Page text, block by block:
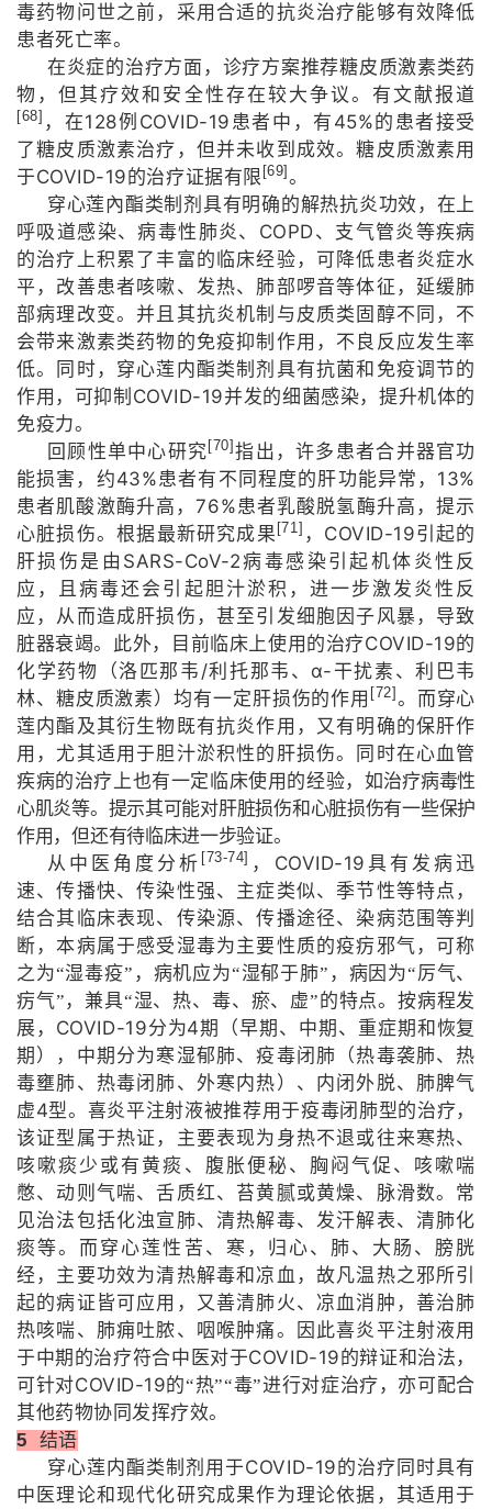
毒药物问世之前，采用合适的抗炎治疗能够有效降低
患者死亡率。
在炎症的治疗方面，诊疗方案推荐糖皮质激素类药
物，但其疗效和安全性存在较大争议。有文献报道
[68] ，在128例 COVID-19 患者中，有 45%的患者接受
了糖皮质激素治疗，但并未收到成效。糖皮质激素用
于COVID-19的治疗证据有限 [69] 。
穿心莲內酯类制剂具有明确的解热抗炎功效，在上
呼吸道感染、病毒性肺炎、 COPD、支气管炎等疾病
的治疗上积累了丰富的临床经验，可降低患者炎症水
平，改善患者咳嗽、发热、肺部啰音等体征，延缓肺
部病理改变。并且其抗炎机制与皮质类固醇不同，不
会带来激素类药物的免疫抑制作用，不良反应发生率
低。同时，穿心莲内酯类制剂具有抗菌和免疫调节的
作用，可抑制 COVID-19并发的细菌感染，提升机体的
免疫力。
回顾性单中心研究 [70] 指出，许多患者合并器官功
能损害，约43% 患者有不同程度的肝功能异常， 13%
患者肌酸激酶升高，76% 患者乳酸脱氢酶升高，提示
心脏损伤。根据最新研究成果 [71] ， COVID-19引起的
肝损伤是由 SARS-CoV-2病毒感染引起机体炎性反
应，且病毒还会引起胆汁淤积，进一步激发炎性反
应，从而造成肝损伤，甚至引发细胞因子风暴，导致
脏器衰竭。此外，目前临床上使用的治疗COVID-19的
化学药物（洛匹那韦 /利托那韦、 α- 干扰素、利巴韦
林、糖皮质激素）均有一定肝损伤的作用 [72] 。而穿心
莲内酯及其衍生物既有抗炎作用，又有明确的保肝作
用，尤其适用于胆汁淤积性的肝损伤。同时在心血管
疾病的治疗上也有一定临床使用的经验，如治疗病毒性
心肌炎等。提示其可能对肝脏损伤和心脏损伤有一些保护
作用，但还有待临床进一步验证。
从中医角度分析 [73-74] ， COVID-19 具有发病迅
速、传播快、传染性强、主症类似、季节性等特点，
结合其临床表现、传染源、传播途径、染病范围等判
断，本病属于感受湿毒为主要性质的疫疠邪气，可称
之为“湿毒疫”，病机应为“湿郁于肺”，病因为“厉气、
疠气”，兼具“湿、热、毒、瘀、虚”的特点。按病程发
展， COVID-19分为4期（早期、中期、重症期和恢复
期），中期分为寒湿郁肺、疫毒闭肺（热毒袭肺、热
毒壅肺、热毒闭肺、外寒内热）、内闭外脱、肺脾气
虚4型。喜炎平注射液被推荐用于疫毒闭肺型的治疗，
该证型属于热证，主要表现为身热不退或往来寒热、
咳嗽痰少或有黄痰、腹胀便秘、胸闷气促、咳嗽喘
憋、动则气喘、舌质红、苔黄腻或黄燥、脉滑数。常
见治法包括化浊宣肺、清热解毒、发汗解表、清肺化
痰等。而穿心莲性苦、寒，归心、肺、大肠、膀胱
经，主要功效为清热解毒和凉血，故凡温热之邪所引
起的病证皆可应用，又善清肺火、凉血消肿，善治肺
热咳喘、肺痈吐脓、咽喉肿痛。因此喜炎平注射液用
于中期的治疗符合中医对于COVID-19的辩证和治法，
可针对COVID-19的“热”“毒”进行对症治疗，亦可配合
其他药物协同发挥疗效。
5
结语
穿心莲内酯类制剂用于COVID-19的治疗同时具有
中医理论和现代化研究成果作为理论依据，其适用于